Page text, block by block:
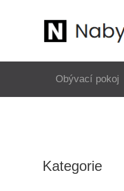
Obývací pokoj
Kategorie